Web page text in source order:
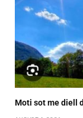
Moti sot me diell